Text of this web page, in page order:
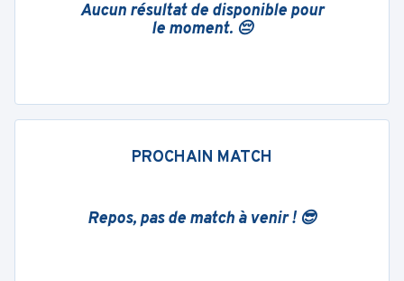
Aucun résultat de disponible pour
le moment. 😔
PROCHAIN MATCH
Repos, pas de match à venir ! 😎